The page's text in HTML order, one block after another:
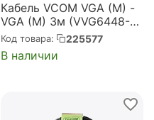
Кабель VCOM VGA (M) -
VGA (M) 3м (VVG6448-
3MO)
Код товара: 225577
В наличии